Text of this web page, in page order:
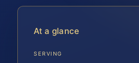
At a glance
SERVING